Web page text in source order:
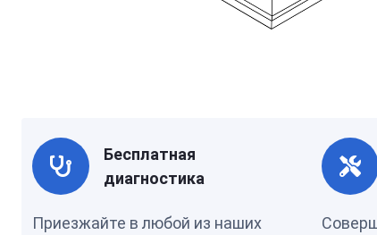
Бесплатная
диагностика
Приезжайте в любой из наших